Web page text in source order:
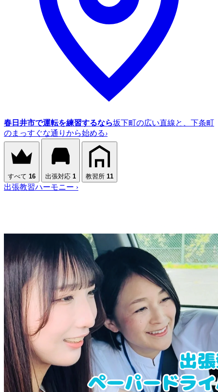
春日井市で運転を練習するなら坂下町の広い直線と、下条町
のまっすぐな通りから始める›
すべて 16 出張対応 1 教習所 11
出張教習ハーモニー ›